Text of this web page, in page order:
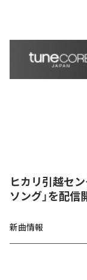
ヒカリ引越セ
ソング」を配信
新曲情報